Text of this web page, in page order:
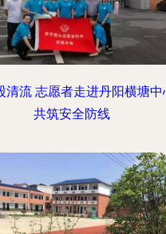
清流 志愿者走进丹阳横塘中
共筑安全防线